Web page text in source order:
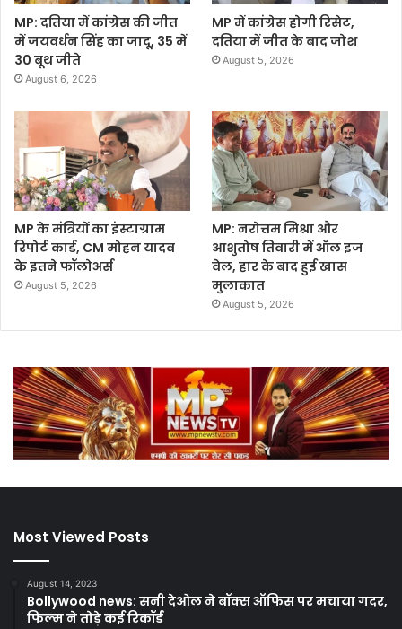
MP: दतिया में कांग्रेस की जीत
में जयवर्धन सिंह का जादू, 35 में
30 बूथ जीते
August 6, 2026
MP में कांग्रेस होगी रिसेट,
दतिया में जीत के बाद जोश
August 5, 2026
MP के मंत्रियों का इंस्टाग्राम
रिपोर्ट कार्ड, CM मोहन यादव
के इतने फॉलोअर्स
August 5, 2026
MP: नरोत्तम मिश्रा और
आशुतोष तिवारी में ऑल इज
वेल, हार के बाद हुई खास
मुलाकात
August 5, 2026
Most Viewed Posts
August 14, 2023
Bollywood news: सनी देओल ने बॉक्स ऑफिस पर मचाया गदर,
फिल्म ने तोड़े कई रिकॉर्ड